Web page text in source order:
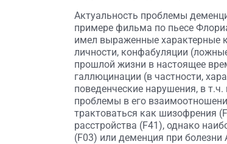
Актуальность проблемы
примере фильма по пьесе
имел выраженные характерные
личности, конфабуляции
прошлой жизни в настоящее
галлюцинации (в частности,
поведенческие нарушения, в
проблемы в его
трактоваться как шизофрения
расстройства (F41), однако
(F03) или деменция при